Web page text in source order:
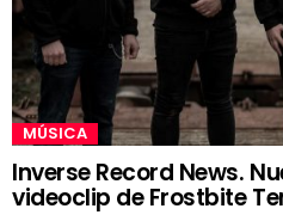
MÚSICA
Inverse Record News.
videoclip de Frostbite